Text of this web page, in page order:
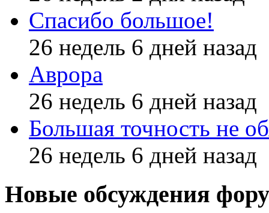
Спасибо большое!
26 недель 6 дней назад
Аврора
26 недель 6 дней назад
Большая точность не
26 недель 6 дней назад
Новые обсуждения